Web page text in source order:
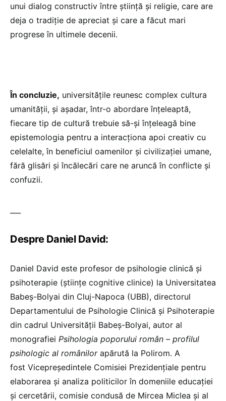
unui dialog constructiv între știință și religie, care are
deja o tradiție de apreciat și care a făcut mari
progrese în ultimele decenii.
În concluzie, universitățile reunesc complex cultura
umanității, și așadar, într-o abordare înțeleaptă,
fiecare tip de cultură trebuie să-și înțeleagă bine
epistemologia pentru a interacționa apoi creativ cu
celelalte, în beneficiul oamenilor și civilizației umane,
fără glisări și încălecări care ne aruncă în conflicte și
confuzii.
Despre Daniel David:
Daniel David este profesor de psihologie clinică şi
psihoterapie (ştiințe cognitive clinice) la Universitatea
Babeş-Bolyai din Cluj-Napoca (UBB), directorul
Departamentului de Psihologie Clinică şi Psihoterapie
din cadrul Universităţii Babeş-Bolyai, autor al
monografiei Psihologia poporului român – profilul
psihologic al românilorapărută la Polirom. A
fost Vicepreşedintele Comisiei Prezidențiale pentru
elaborarea şi analiza politicilor în domeniile educației
şi cercetării, comisie condusă de Mircea Miclea și al